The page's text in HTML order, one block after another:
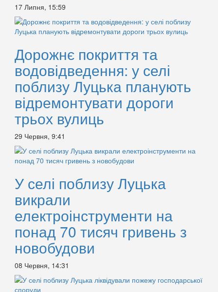
17 Липня, 15:59
Дорожнє покриття та
водовідведення: у селі
поблизу Луцька планують
відремонтувати дороги
трьох вулиць
29 Червня, 9:41
У селі поблизу Луцька
викрали
електроінструменти на
понад 70 тисяч гривень з
новобудови
08 Червня, 14:31